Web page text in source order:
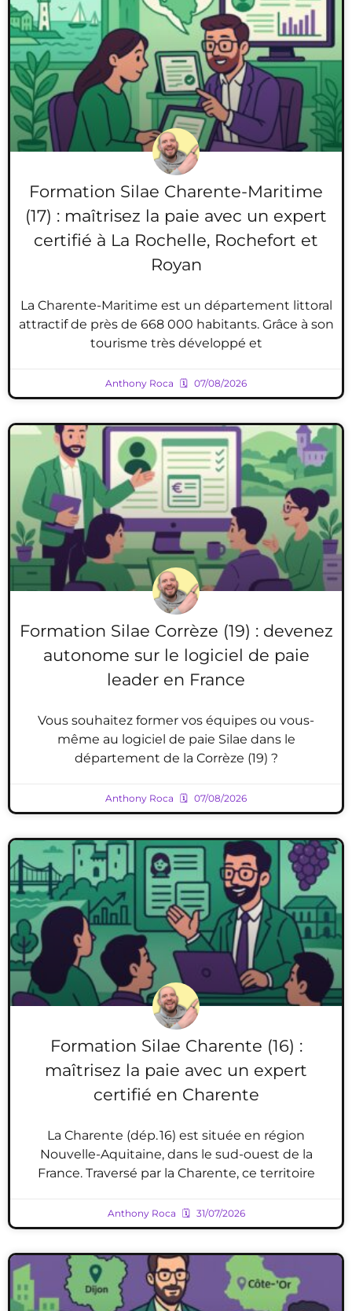
Formation Silae Charente-Maritime
(17) : maîtrisez la paie avec un expert
certifié à La Rochelle, Rochefort et
Royan
La Charente-Maritime est un département littoral
attractif de près de 668 000 habitants. Grâce à son
tourisme très développé et
Anthony Roca 07/08/2026
Formation Silae Corrèze (19) : devenez
autonome sur le logiciel de paie
leader en France
Vous souhaitez former vos équipes ou vous-
même au logiciel de paie Silae dans le
département de la Corrèze (19) ?
Anthony Roca 07/08/2026
Formation Silae Charente (16) :
maîtrisez la paie avec un expert
certifié en Charente
La Charente (dép. 16) est située en région
Nouvelle-Aquitaine, dans le sud-ouest de la
France. Traversé par la Charente, ce territoire
Anthony Roca 31/07/2026